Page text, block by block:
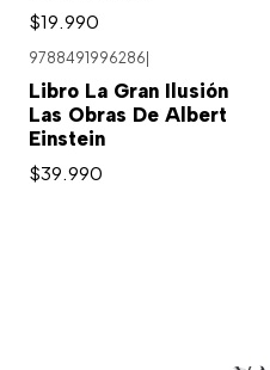
$19.990
9788491996286
Libro La Gran Ilusión
Las Obras De Albert
Einstein
$39.990